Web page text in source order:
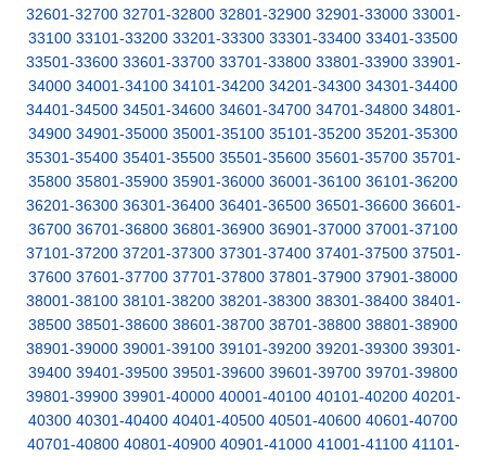
32601-32700 32701-32800 32801-32900 32901-33000 33001-
33100 33101-33200 33201-33300 33301-33400 33401-33500
33501-33600 33601-33700 33701-33800 33801-33900 33901-
34000 34001-34100 34101-34200 34201-34300 34301-34400
34401-34500 34501-34600 34601-34700 34701-34800 34801-
34900 34901-35000 35001-35100 35101-35200 35201-35300
35301-35400 35401-35500 35501-35600 35601-35700 35701-
35800 35801-35900 35901-36000 36001-36100 36101-36200
36201-36300 36301-36400 36401-36500 36501-36600 36601-
36700 36701-36800 36801-36900 36901-37000 37001-37100
37101-37200 37201-37300 37301-37400 37401-37500 37501-
37600 37601-37700 37701-37800 37801-37900 37901-38000
38001-38100 38101-38200 38201-38300 38301-38400 38401-
38500 38501-38600 38601-38700 38701-38800 38801-38900
38901-39000 39001-39100 39101-39200 39201-39300 39301-
39400 39401-39500 39501-39600 39601-39700 39701-39800
39801-39900 39901-40000 40001-40100 40101-40200 40201-
40300 40301-40400 40401-40500 40501-40600 40601-40700
40701-40800 40801-40900 40901-41000 41001-41100 41101-